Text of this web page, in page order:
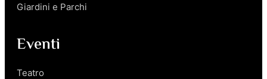
Giardini e Parchi
Eventi
Teatro